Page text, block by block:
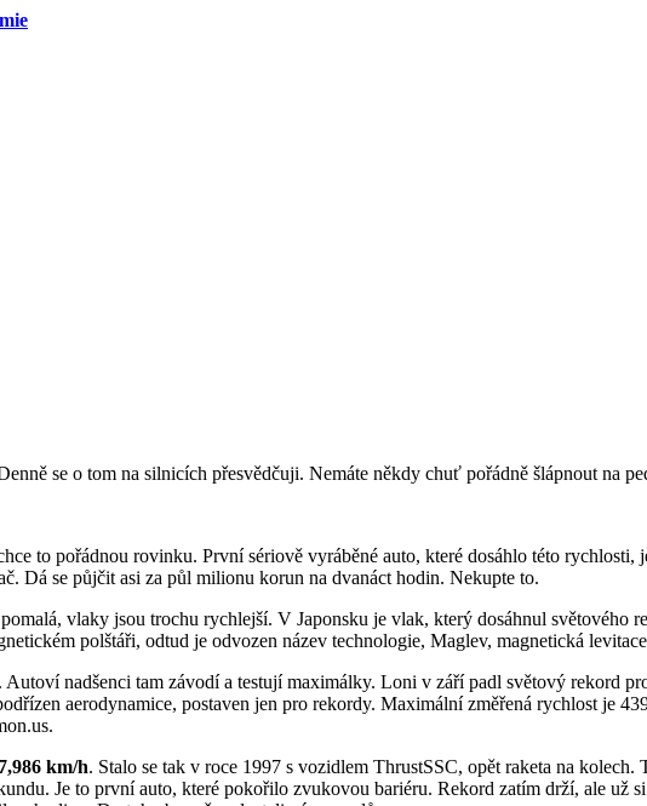
se o tom na silnicích přesvědčuji. Nemáte někdy chuť pořádně šlápnout na
to pořádnou rovinku. První sériově vyráběné auto, které dosáhlo této
Dá se půjčit asi za půl milionu korun na dvanáct hodin. Nekupte to.
vlaky jsou trochu rychlejší. V Japonsku je vlak, který dosáhnul světového
polštáři, odtud je odvozen název technologie, Maglev, magnetická
Autoví nadšenci tam závodí a testují maximálky. Loni v září padl světový
aerodynamice, postaven jen pro rekordy. Maximální změřená rychlost je
km/h. Stalo se tak v roce 1997 s vozidlem ThrustSSC, opět raketa na
Je to první auto, které pokořilo zvukovou bariéru. Rekord zatím drží, ale už